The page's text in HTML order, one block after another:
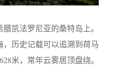
凯法罗尼亚的桑特岛上。
历史记载可以追溯到荷马
米，常年云雾居顶盘绕。